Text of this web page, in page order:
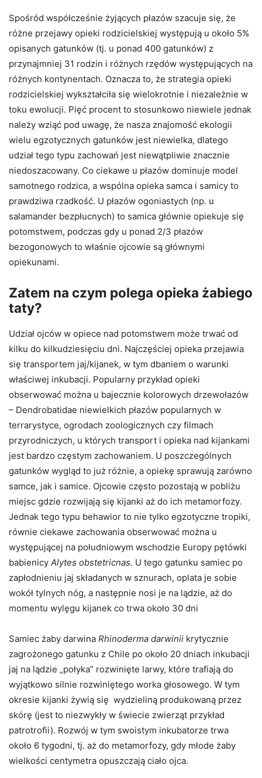
Spośród współcześnie żyjących płazów szacuje się, że
różne przejawy opieki rodzicielskiej występują u około 5%
opisanych gatunków (tj. u ponad 400 gatunków) z
przynajmniej 31 rodzin i różnych rzędów występujących na
różnych kontynentach. Oznacza to, że strategia opieki
rodzicielskiej wykształciła się wielokrotnie i niezależnie w
toku ewolucji. Pięć procent to stosunkowo niewiele jednak
należy wziąć pod uwagę, że nasza znajomość ekologii
wielu egzotycznych gatunków jest niewielka, dlatego
udział tego typu zachowań jest niewątpliwie znacznie
niedoszacowany. Co ciekawe u płazów dominuje model
samotnego rodzica, a wspólna opieka samca i samicy to
prawdziwa rzadkość. U płazów ogoniastych (np. u
salamander bezpłucnych) to samica głównie opiekuje się
potomstwem, podczas gdy u ponad 2/3 płazów
bezogonowych to właśnie ojcowie są głównymi
opiekunami.
Zatem na czym polega opieka żabiego
taty?
Udział ojców w opiece nad potomstwem może trwać od
kilku do kilkudziesięciu dni. Najczęściej opieka przejawia
się transportem jaj/kijanek, w tym dbaniem o warunki
właściwej inkubacji. Popularny przykład opieki
obserwować można u bajecznie kolorowych drzewołazów
– Dendrobatidae niewielkich płazów popularnych w
terrarystyce, ogrodach zoologicznych czy filmach
przyrodniczych, u których transport i opieka nad kijankami
jest bardzo częstym zachowaniem. U poszczególnych
gatunków wygląd to już różnie, a opiekę sprawują zarówno
samce, jak i samice. Ojcowie często pozostają w pobliżu
miejsc gdzie rozwijają się kijanki aż do ich metamorfozy.
Jednak tego typu behawior to nie tylko egzotyczne tropiki,
równie ciekawe zachowania obserwować można u
występującej na południowym wschodzie Europy pętówki
babienicy Alytes obstetricnas. U tego gatunku samiec po
zapłodnieniu jaj składanych w sznurach, oplata je sobie
wokół tylnych nóg, a następnie nosi je na lądzie, aż do
momentu wylęgu kijanek co trwa około 30 dni
Samiec żaby darwina Rhinoderma darwinii krytycznie
zagrożonego gatunku z Chile po około 20 dniach inkubacji
jaj na lądzie „połyka” rozwinięte larwy, które trafiają do
wyjątkowo silnie rozwiniętego worka głosowego. W tym
okresie kijanki żywią się wydzieliną produkowaną przez
skórę (jest to niezwykły w świecie zwierząt przykład
patrotrofii). Rozwój w tym swoistym inkubatorze trwa
około 6 tygodni, tj. aż do metamorfozy, gdy młode żaby
wielkości centymetra opuszczają ciało ojca.